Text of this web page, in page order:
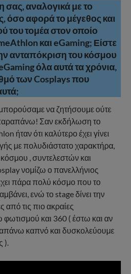
σας, αναλογικά με το
όσο αφορά το μέγεθος και
του τομέα στον οποίο
καιeGaming; Είστε
ανταπόκριση του κόσμου
όλα αυτά τα χρόνια,
των Cosplays που
να ζητήσουμε ούτε
παραπάνω! Σαν εκδήλωση το
ήταν ότι καλύτερο έχει γίνει
με πολυδιάστατο χαρακτήρα,
, συντελεστών και
νομίζω ο πανελλήνιος
πάρα πολύ κόσμο που το
ενώ το stage δίνει την
από τις πιο ακραίες
και 360 ( έστω και αν
καπνό και δυσκολεύουμε
).